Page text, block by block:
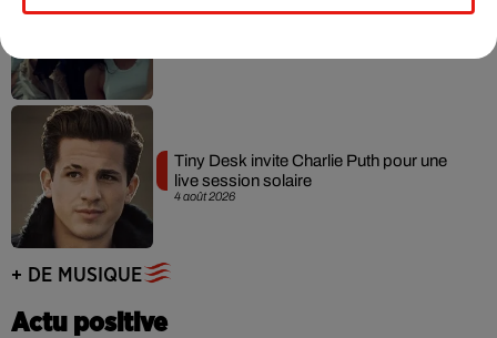
Benny Blanco invite Selena Gomez et
4 août 2026
Tiny Desk invite Charlie Puth pour une
live session solaire
+ DE MUSIQUE
Actu positive